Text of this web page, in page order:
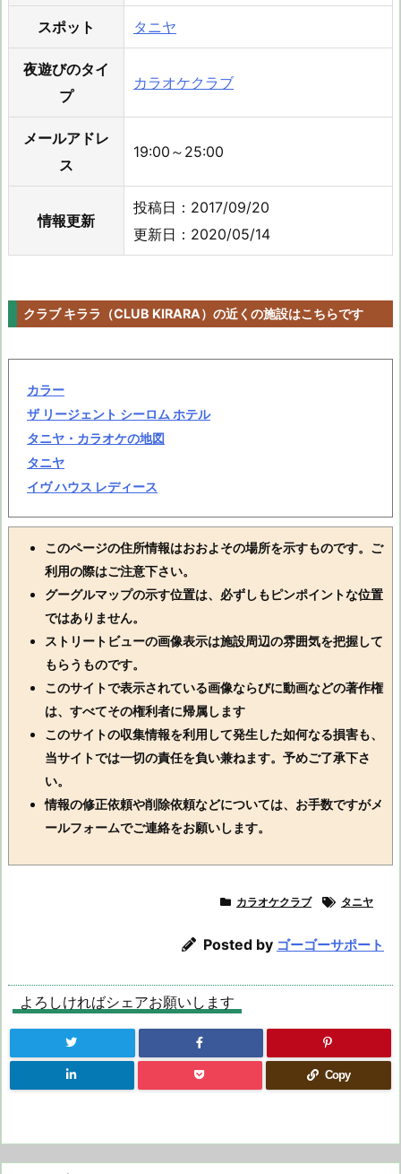
スポット タニヤ
夜遊びのタイ
プ
カラオケクラブ
メールアドレ
ス
19:00～25:00
情報更新
投稿日：2017/09/20
更新日：2020/05/14
クラブ キララ（CLUB KIRARA）の近くの施設はこちらです
カラー
ザ リージェント シーロム ホテル
タニヤ・カラオケの地図
タニヤ
イヴ ハウス レディース
このページの住所情報はおおよその場所を示すものです。ご
利用の際はご注意下さい。
グーグルマップの示す位置は、必ずしもピンポイントな位置
ではありません。
ストリートビューの画像表示は施設周辺の雰囲気を把握して
もらうものです。
このサイトで表示されている画像ならびに動画などの著作権
は、すべてその権利者に帰属します
このサイトの収集情報を利用して発生した如何なる損害も、
当サイトでは一切の責任を負い兼ねます。予めご了承下さ
い。
情報の修正依頼や削除依頼などについては、お手数ですがメ
ールフォームでご連絡をお願いします。
カラオケクラブ タニヤ
Posted by ゴーゴーサポート
よろしければシェアお願いします
Copy